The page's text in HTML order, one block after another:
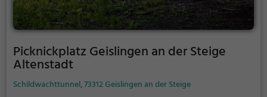
Picknickplatz Geislingen an der Steige
Altenstadt
Schildwachttunnel, 73312 Geislingen an der Steige